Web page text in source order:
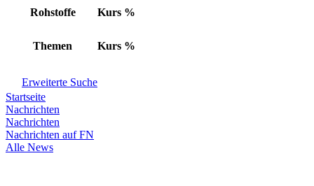
Rohstoffe Kurs %
Themen Kurs %
Erweiterte Suche
Startseite
Nachrichten
Nachrichten
Nachrichten auf FN
Alle News